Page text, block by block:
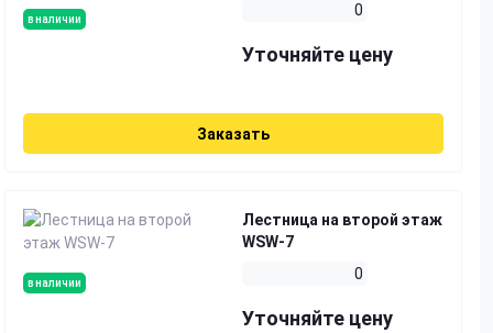
в наличии
0
Уточняйте цену
Заказать
в наличии
Лестница на второй этаж
WSW-7
0
Уточняйте цену